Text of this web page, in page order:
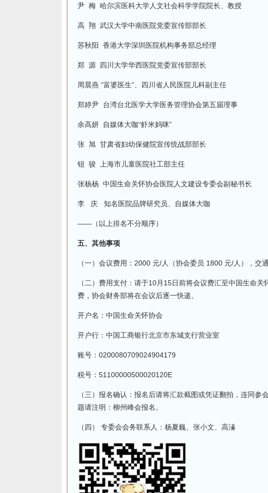
尹 梅 哈尔滨医科大学人文社会科学学院院长、教授
高 翔 武汉大学中南医院党委宣传部部长
苏秋阳 香港大学深圳医院机构事务部总经理
郑 源 四川大学华西医院党委宣传部部长
周晨燕 “富婆医生”、四川省人民医院儿科副主任
郑婷尹 台湾台北医学大学医务管理协会第五届理事
余高妍 自媒体大咖“虾米妈咪”
张 旭 甘肃省妇幼保健院宣传统战部部长
钮 骏 上海市儿童医院社工部主任
张杨杨 中国生命关怀协会医院人文建设专委会副秘书长
李 庆 知名医院品牌研究员、自媒体大咖
——（以上排名不分顺序）
五、其他事项
（一）会议费用：2000 元/人（协会委员 1800 元/人），交
（二）费用支付：请于10月15日前将会议费汇至中国生命
费，协会财务部将在会议后逐一快递。
开户名：中国生命关怀协会
开户行：中国工商银行北京市东城支行营业室
账号：0200080709024904179
税号：51100000500020120E
（三）报名确认：报名后请将汇款截图或凭证翻拍，连同
题请注明：柳州峰会报名。
（四） 专委会会务联系人：杨夏巍、张小文、高溱